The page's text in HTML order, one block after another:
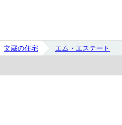
文蔵の住宅 エム・エステート